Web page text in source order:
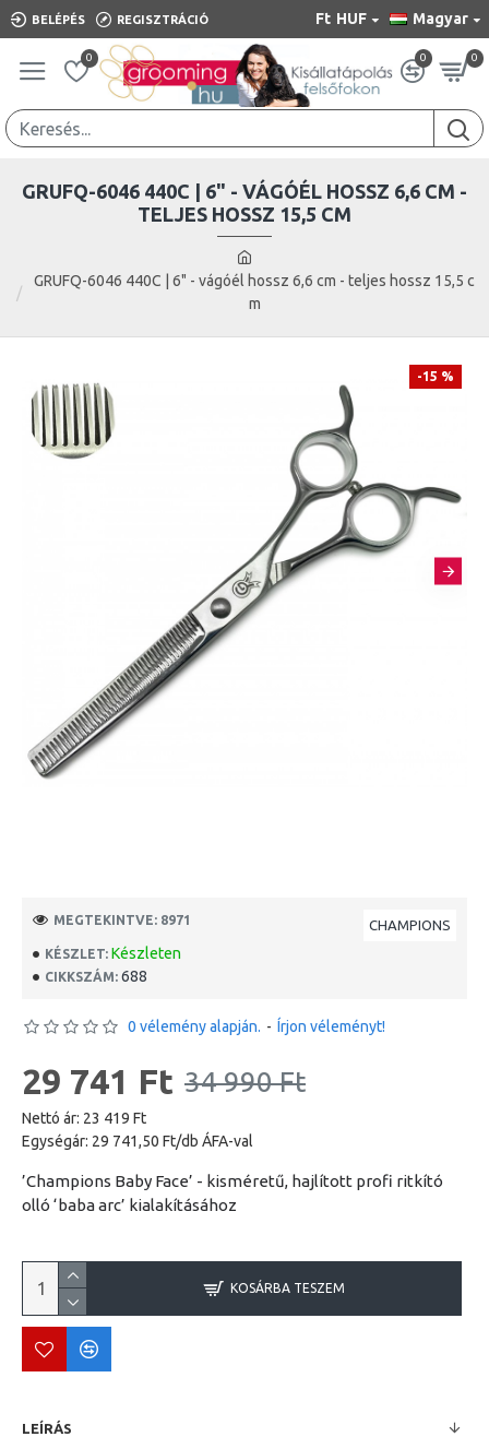
BELÉPÉS REGISZTRÁCIÓ Ft HUF Magyar
0 0 0
GRUFQ-6046 440C | 6" - vágóél hossz 6,6 cm - teljes hossz 15,5 c
m
GRUFQ-6046 440C | 6" - VÁGÓÉL HOSSZ 6,6 CM -
TELJES HOSSZ 15,5 CM
-15 %
KÉSZLET: Készleten
CIKKSZÁM: 688
CHAMPIONS
MEGTEKINTVE: 8971
0 vélemény alapján. - Írjon véleményt!
29 741 Ft 34 990 Ft
Nettó ár: 23 419 Ft
Egységár: 29 741,50 Ft/db ÁFA-val
’Champions Baby Face’ - kisméretű, hajlított profi ritkító
olló ‘baba arc’ kialakításához
KOSÁRBA TESZEM
LEÍRÁS